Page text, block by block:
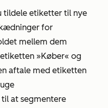
tildele etiketter til nye
for
mellem dem
»Køber« og
aftale med etiketten
at segmentere